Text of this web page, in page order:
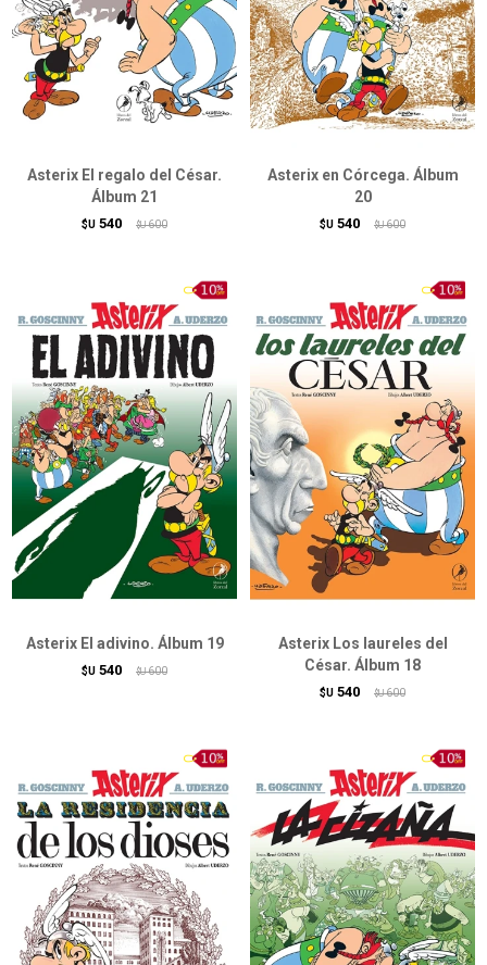
Asterix El regalo del César.
Álbum 21
$U 540 $U 600
Asterix en Córcega. Álbum
20
$U 540 $U 600
Asterix El adivino. Álbum 19
$U 540 $U 600
Asterix Los laureles del
César. Álbum 18
$U 540 $U 600